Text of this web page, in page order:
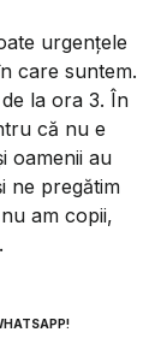
urgențele
care suntem.
la ora 3. În
că nu e
oamenii au
ne pregătim
am copii,